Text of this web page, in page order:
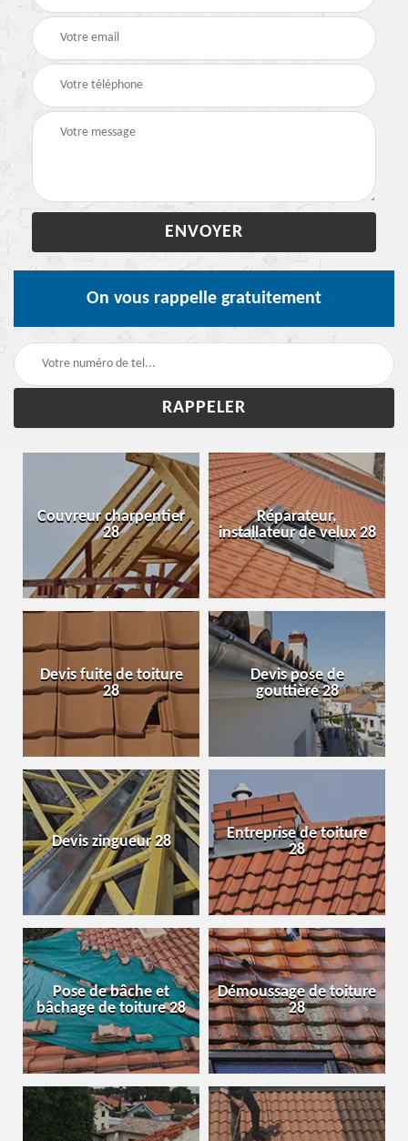
On vous rappelle gratuitement
Couvreur charpentier
28
Réparateur,
installateur de velux 28
Devis fuite de toiture
28
Devis pose de
gouttière 28
Devis zingueur 28
Entreprise de toiture
28
Pose de bâche et
bâchage de toiture 28
Démoussage de toiture
28